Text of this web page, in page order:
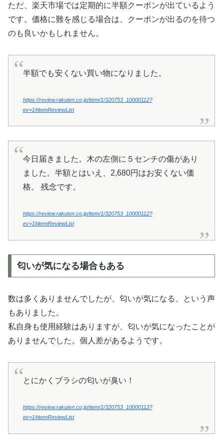
ただ、楽天市場では定期的に半額クーポンが出ているよう
です。価格に難を感じる場合は、クーポンが出るのを待つ
のも良いかもしれません。
半額でも安くない買い物になりました。
https://review.rakuten.co.jp/item/1/320753_10000112?
ev=1#itemReviewList
今日届きました。木の左側に５センチの傷があり
ました。半額とはいえ、2,680円はお安くない価
格。 残念です。
https://review.rakuten.co.jp/item/1/320753_10000112?
ev=1#itemReviewList
匂いが気になる場合もある
数は多くありませんでしたが、匂いが気になる、という声
もありました。
私自身も使用経験はありますが、匂いが気になったことが
ありませんでした。個人差があるようです。
とにかくブラシの匂いが臭い！
https://review.rakuten.co.jp/item/1/320753_10000112?
ev=1#itemReviewList